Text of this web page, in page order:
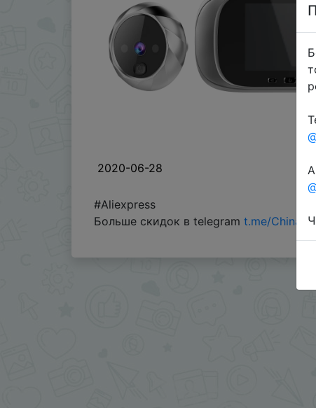
2020-06-28
#Aliexpress
Больше скидок в telegram t.me/